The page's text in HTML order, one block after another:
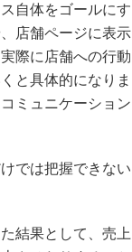
自体をゴールにす
店舗ページに表示
際に店舗への行動
と具体的になりま
ミュニケーション
では把握できない
結果として、売上